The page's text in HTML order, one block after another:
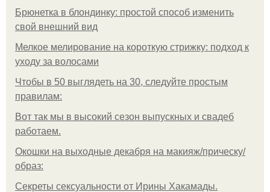
Брюнетка в блондинку: простой способ изменить
свой внешний вид
Мелкое мелирование на короткую стрижку: подход к
уходу за волосами
Чтобы в 50 выглядеть на 30, следуйте простым
правилам:
Вот так мы в высокий сезон выпускных и свадеб
работаем.
Окошки на выходные декабря на макияж/прическу/
образ:
Секреты сексуальности от Ирины Хакамады.